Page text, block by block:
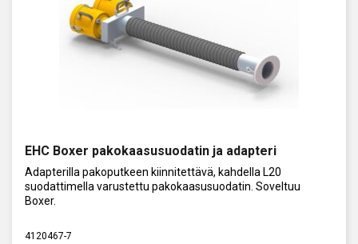
EHC Boxer pakokaasusuodatin ja adapteri
Adapterilla pakoputkeen kiinnitettävä, kahdella L20
suodattimella varustettu pakokaasusuodatin. Soveltuu
Boxer.
4120467-7